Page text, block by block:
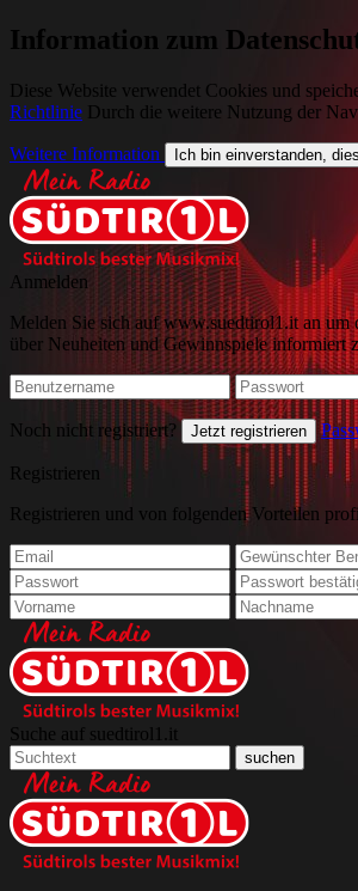
Information zum
Diese Website verwendet Cookies und
Richtlinie Durch die weitere Nutzung der
Weitere Information Ich bin einverstanden,
Anmelden
Melden Sie sich auf www.suedtirol1.it an um
über Neuheiten und Gewinnspiele informiert
Noch nicht registriert? Jetzt registrieren
Registrieren
Registrieren und von folgenden Vorteilen
Suche auf suedtirol1.it